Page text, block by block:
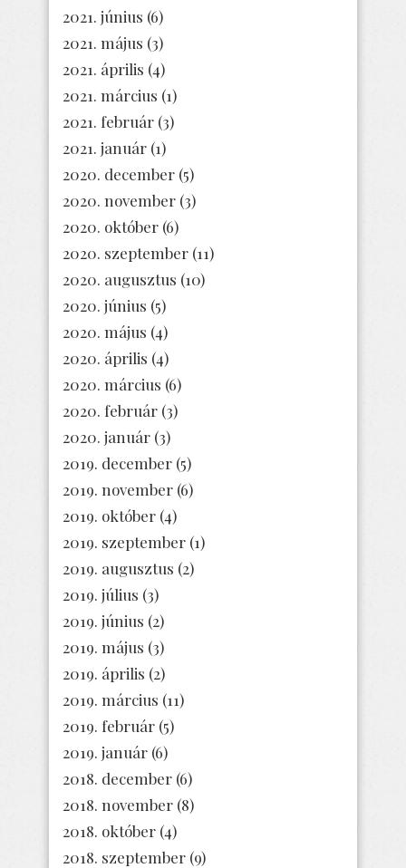
2021. június (6)
2021. május (3)
2021. április (4)
2021. március (1)
2021. február (3)
2021. január (1)
2020. december (5)
2020. november (3)
2020. október (6)
2020. szeptember (11)
2020. augusztus (10)
2020. június (5)
2020. május (4)
2020. április (4)
2020. március (6)
2020. február (3)
2020. január (3)
2019. december (5)
2019. november (6)
2019. október (4)
2019. szeptember (1)
2019. augusztus (2)
2019. július (3)
2019. június (2)
2019. május (3)
2019. április (2)
2019. március (11)
2019. február (5)
2019. január (6)
2018. december (6)
2018. november (8)
2018. október (4)
2018. szeptember (9)